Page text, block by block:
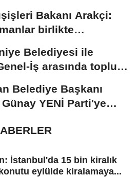
güvenliği...
Bakanı Arakçi:
birlikte
Belediyesi ile
İş arasında toplu iş
Belediye Başkanı
YENİ Parti'ye
İstanbul'da 15 bin kiralık
eylülde kiralamaya...